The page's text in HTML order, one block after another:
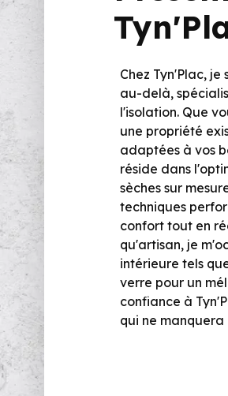
Chez Tyn'Plac,
au-delà,
l'isolation. Que
une propriété
adaptées à vos
réside dans
sèches sur
techniques
confort tout en
qu'artisan, je
intérieure tels
verre pour un
confiance à
qui ne